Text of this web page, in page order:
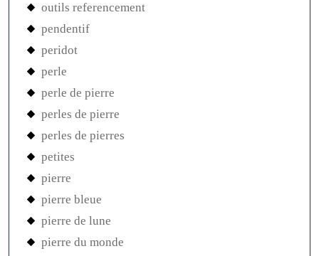
outils referencement
pendentif
peridot
perle
perle de pierre
perles de pierre
perles de pierres
petites
pierre
pierre bleue
pierre de lune
pierre du monde